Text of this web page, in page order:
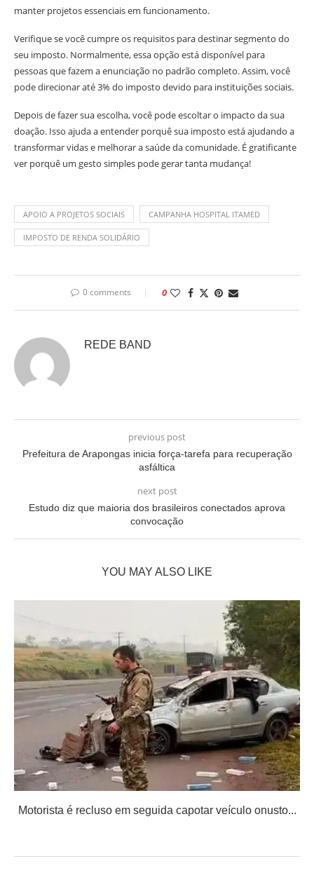
manter projetos essenciais em funcionamento.
Verifique se você cumpre os requisitos para destinar segmento do
seu imposto. Normalmente, essa opção está disponível para
pessoas que fazem a enunciação no padrão completo. Assim, você
pode direcionar até 3% do imposto devido para instituições sociais.
Depois de fazer sua escolha, você pode escoltar o impacto da sua
doação. Isso ajuda a entender porquê sua imposto está ajudando a
transformar vidas e melhorar a saúde da comunidade. É gratificante
ver porquê um gesto simples pode gerar tanta mudança!
APOIO A PROJETOS SOCIAIS CAMPANHA HOSPITAL ITAMED
IMPOSTO DE RENDA SOLIDÁRIO
0 comments 0
REDE BAND
previous post
Prefeitura de Arapongas inicia força-tarefa para recuperação
asfáltica
next post
Estudo diz que maioria dos brasileiros conectados aprova
convocação
YOU MAY ALSO LIKE
Motorista é recluso em seguida capotar veículo onusto...